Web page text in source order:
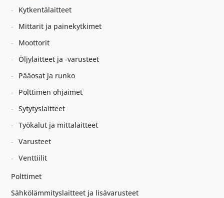
Kytkentälaitteet
Mittarit ja painekytkimet
Moottorit
Öljylaitteet ja -varusteet
Pääosat ja runko
Polttimen ohjaimet
Sytytyslaitteet
Työkalut ja mittalaitteet
Varusteet
Venttiilit
Polttimet
Sähkölämmityslaitteet ja lisävarusteet